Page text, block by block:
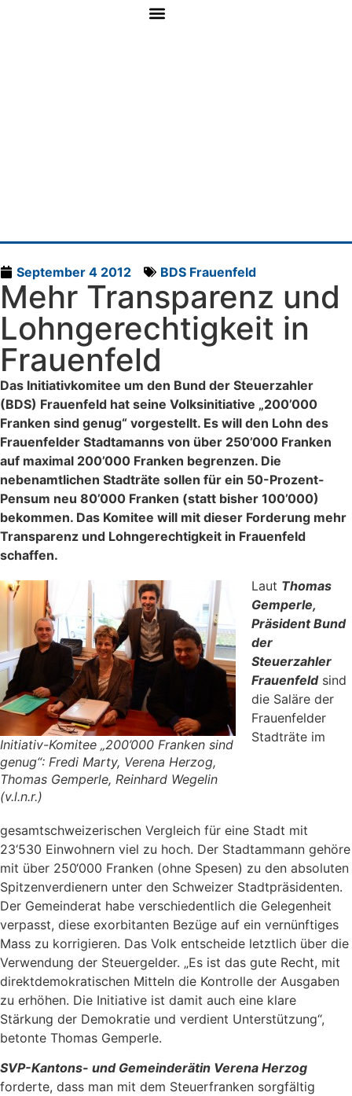
September 4 2012 BDS Frauenfeld
Mehr Transparenz und
Lohngerechtigkeit in
Frauenfeld
Das Initiativkomitee um den Bund der Steuerzahler
(BDS) Frauenfeld hat seine Volksinitiative „200’000
Franken sind genug“ vorgestellt. Es will den Lohn des
Frauenfelder Stadtamanns von über 250’000 Franken
auf maximal 200’000 Franken begrenzen. Die
nebenamtlichen Stadträte sollen für ein 50-Prozent-
Pensum neu 80’000 Franken (statt bisher 100’000)
bekommen. Das Komitee will mit dieser Forderung mehr
Transparenz und Lohngerechtigkeit in Frauenfeld
schaffen.
Initiativ-Komitee „200’000 Franken sind
genug“: Fredi Marty, Verena Herzog,
Thomas Gemperle, Reinhard Wegelin
(v.l.n.r.)
Laut Thomas
Gemperle,
Präsident Bund
der
Steuerzahler
Frauenfeldsind
die Saläre der
Frauenfelder
Stadträte im
gesamtschweizerischen Vergleich für eine Stadt mit
23‘530 Einwohnern viel zu hoch. Der Stadtammann gehöre
mit über 250‘000 Franken (ohne Spesen) zu den absoluten
Spitzenverdienern unter den Schweizer Stadtpräsidenten.
Der Gemeinderat habe verschiedentlich die Gelegenheit
verpasst, diese exorbitanten Bezüge auf ein vernünftiges
Mass zu korrigieren. Das Volk entscheide letztlich über die
Verwendung der Steuergelder. „Es ist das gute Recht, mit
direktdemokratischen Mitteln die Kontrolle der Ausgaben
zu erhöhen. Die Initiative ist damit auch eine klare
Stärkung der Demokratie und verdient Unterstützung“,
betonte Thomas Gemperle.
SVP-Kantons- und Gemeinderätin Verena Herzog
forderte, dass man mit dem Steuerfranken sorgfältig